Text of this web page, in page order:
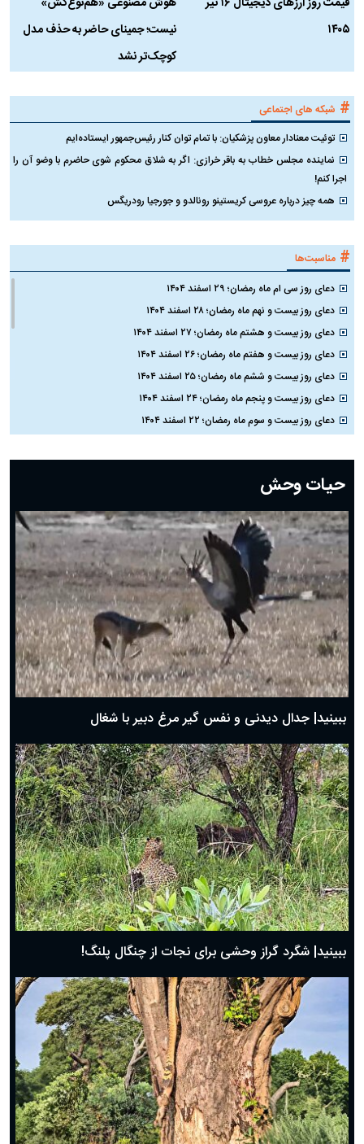
۱۴۰۵
نیست؛ جمینای حاضر به حذف مدل
کوچک‌تر نشد
# شبکه های اجتماعی
توئیت معنادار معاون پزشکیان: با تمام توان کنار رئیس‌جمهور ایستاده‌ایم
نماینده مجلس خطاب به باقر خرازی: اگر به شلاق محکوم شوی حاضرم با وضو آن را
اجرا کنم!
همه چیز درباره عروسی کریستینو رونالدو و جورجیا رودریگس
# مناسبت‌ها
دعای روز سی ام ماه رمضان؛ ۲۹ اسفند ۱۴۰۴
دعای روز بیست و نهم ماه رمضان؛ ۲۸ اسفند ۱۴۰۴
دعای روز بیست و هشتم ماه رمضان؛ ۲۷ اسفند ۱۴۰۴
دعای روز بیست و هفتم ماه رمضان؛ ۲۶ اسفند ۱۴۰۴
دعای روز بیست و ششم ماه رمضان؛ ۲۵ اسفند ۱۴۰۴
دعای روز بیست و پنجم ماه رمضان؛ ۲۴ اسفند ۱۴۰۴
دعای روز بیست و سوم ماه رمضان؛ ۲۲ اسفند ۱۴۰۴
دعای روز بیستم ماه رمضان؛ ۱۹ اسفند ۱۴۰۴
دعای روز هشتم ماه مبارک رمضان؛ ۷ اسفند ماه ۱۴۰۴
دعای روز هفتم ماه رمضان؛ ۶ اسفند ۱۴۰۴
دعای روز ششم ماه رمضان؛ ۵ اسفند ۱۴۰۴
دعای روز پنجم ماه رمضان؛ ۴ اسفند ۱۴۰۴
دعای روز چهارم ماه مبارک رمضان؛ ۳ اسفند ۱۴۰۴
دعای روز سوم ماه مبارک رمضان؛ ۱۴ اسفند ۱۴۰۴
دعای روز دوم ماه مبارک رمضان ۱ اسفند ماه ۱۴۰۴
دعای روز اول ماه مبارک رمضان، ۳۰ بهمن ۱۴۰۴
حضرت زینب(س) چگونه از دنیا رفت؟
بهترین پیامک تبریک روز پدر ۱۴۰۴؛ جملات زیبا و صمیمانه
حیات وحش
ببینید| جدال دیدنی و نفس گیر مرغ دبیر با شغال
ببینید| شگرد گراز وحشی برای نجات از چنگال پلنگ!